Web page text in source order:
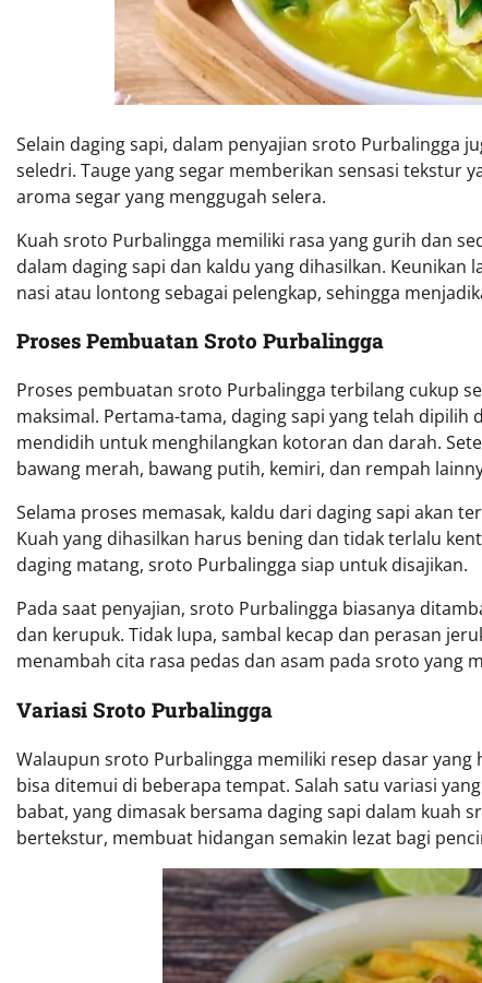
Selain daging sapi, dalam penyajian sroto Purbalingga
seledri. Tauge yang segar memberikan sensasi tekstur
aroma segar yang menggugah selera.
Kuah sroto Purbalingga memiliki rasa yang gurih dan
dalam daging sapi dan kaldu yang dihasilkan.
nasi atau lontong sebagai pelengkap, sehingga
Proses Pembuatan Sroto Purbalingga
Proses pembuatan sroto Purbalingga terbilang cukup
maksimal. Pertama-tama, daging sapi yang telah
mendidih untuk menghilangkan kotoran dan darah.
bawang merah, bawang putih, kemiri, dan rempah
Selama proses memasak, kaldu dari daging sapi akan
Kuah yang dihasilkan harus bening dan tidak terlalu
daging matang, sroto Purbalingga siap untuk disajikan.
Pada saat penyajian, sroto Purbalingga biasanya
dan kerupuk. Tidak lupa, sambal kecap dan perasan
menambah cita rasa pedas dan asam pada sroto yang
Variasi Sroto Purbalingga
Walaupun sroto Purbalingga memiliki resep dasar
bisa ditemui di beberapa tempat. Salah satu variasi
babat, yang dimasak bersama daging sapi dalam kuah
bertekstur, membuat hidangan semakin lezat bagi